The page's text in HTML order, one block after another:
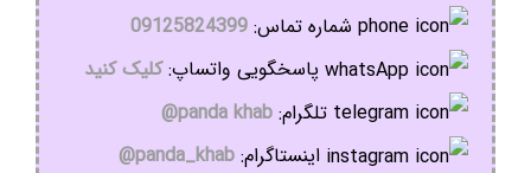
شماره تماس: 09125824399
پاسخگویی واتساپ:کلیک کنید
تلگرام: panda khab@
اینستاگرام: panda_khab@